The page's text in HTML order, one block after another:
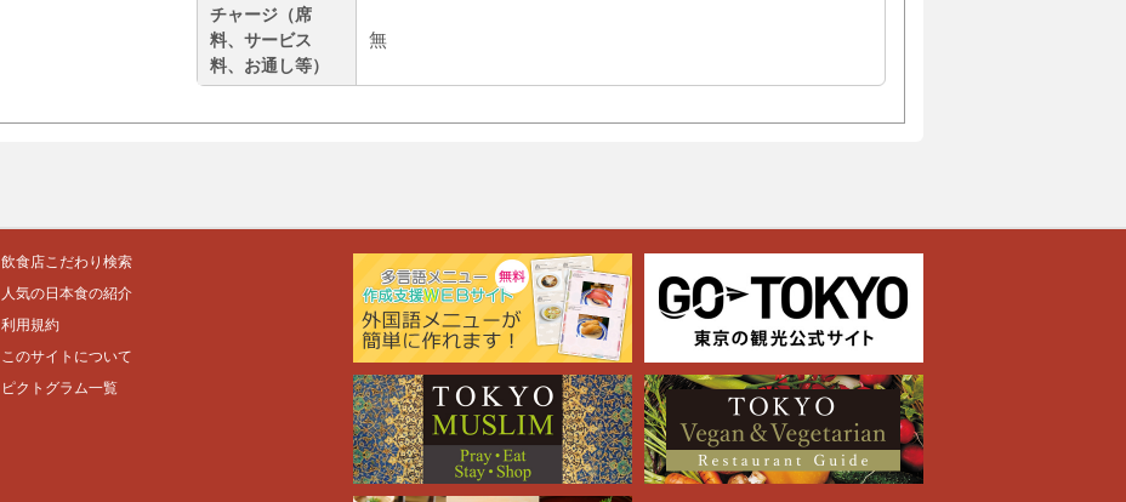
チャージ（席
料、サービス
料、お通し等）
無
飲食店こだわり検索
人気の日本食の紹介
利用規約
このサイトについて
ピクトグラム一覧